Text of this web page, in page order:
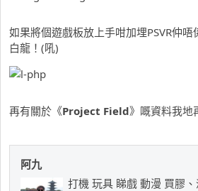
如果將個遊戲板放上手咁加埋PSVR仲
白龍！(吼)
再有關於《Project Field》嘅資料我地
阿九
打機 玩具 睇戲 動漫 買膠